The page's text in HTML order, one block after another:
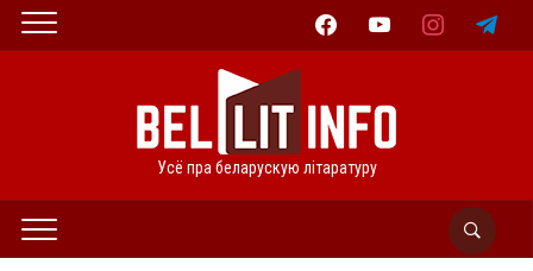
facebookyoutube instagramtelegram
Усё пра беларускую літаратуру